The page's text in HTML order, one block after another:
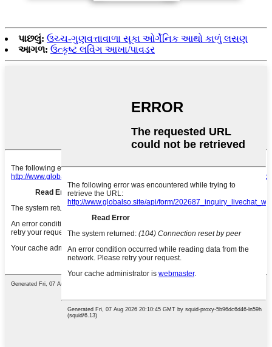
પાછલું: ઉચ્ચ-ગુણવત્તાવાળા સૂકા ઓર્ગેનિક આથો કાળું લસણ
આગળ: ઉત્કૃષ્ટ લવિંગ આખા/પાવડર